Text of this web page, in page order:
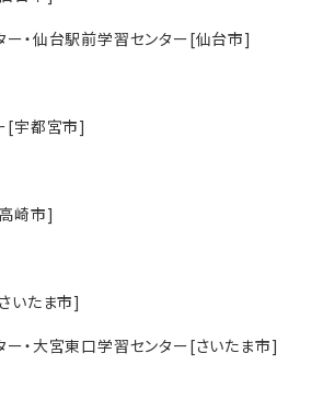
ー・仙台駅前学習センター[仙台市]
[宇都宮市]
崎市]
いたま市]
・大宮東口学習センター[さいたま市]